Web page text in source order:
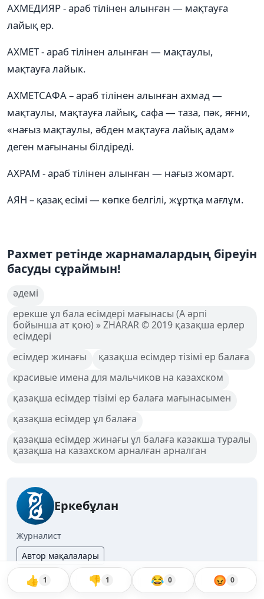
АХМЕДИЯР - араб тілінен алынған — мақтауға
лайық ер.
АХМЕТ - араб тілінен алынған — мақтаулы,
мақтауға лайык.
АХМЕТСАФА – араб тілінен алынған ахмад —
мақтаулы, мақтауға лайық, сафа — таза, пәк, яғни,
«нағыз мақтаулы, әбден мақтауға лайық адам»
деген мағынаны білдіреді.
АХРАМ - араб тілінен алынған — нағыз жомарт.
АЯН – қазақ есімі — көпке белгілі, жұртқа мағлұм.
Рахмет ретінде жарнамалардың біреуін
басуды сұраймын!
👍 1 👎 1 😂 0 😡 0
әдемі
ерекше ұл бала есімдері мағынасы (А әрпі
бойынша ат қою) » ZHARAR © 2019 қазақша ерлер
есімдері
есімдер жинағы
қазақша есімдер тізімі ер балаға
красивые имена для мальчиков на казахском
қазақша есімдер тізімі ер балаға мағынасымен
қазақша есімдер ұл балаға
қазақша есімдер жинағы ұл балаға казакша туралы
қазақша на казахском арналған арналган
Еркебұлан
Журналист
Автор мақалалары